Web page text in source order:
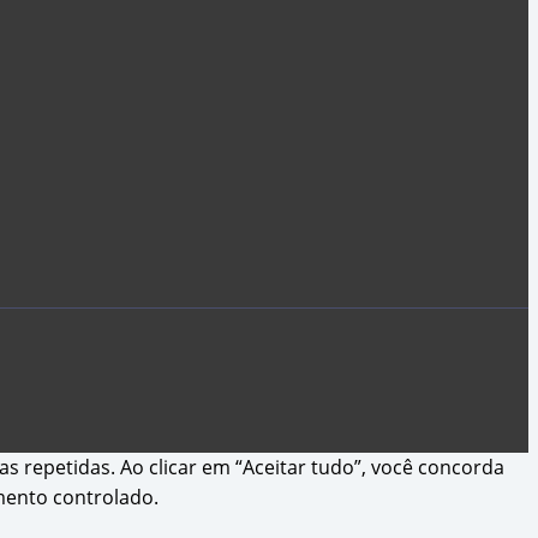
repetidas. Ao clicar em “Aceitar tudo”, você concorda
controlado.